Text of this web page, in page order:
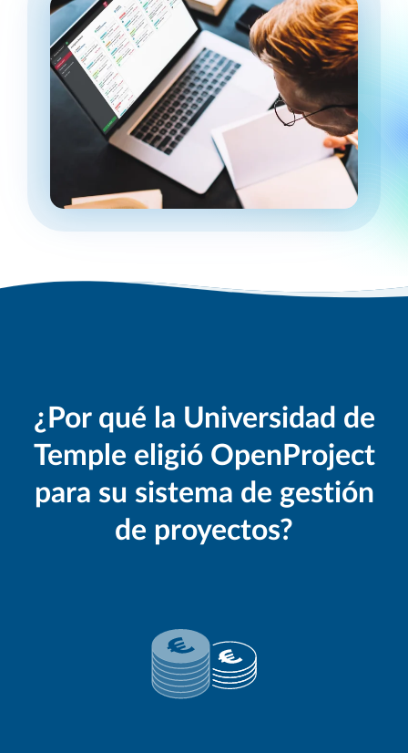
¿Por qué la Universidad de
Temple eligió OpenProject
para su sistema de gestión
de proyectos?